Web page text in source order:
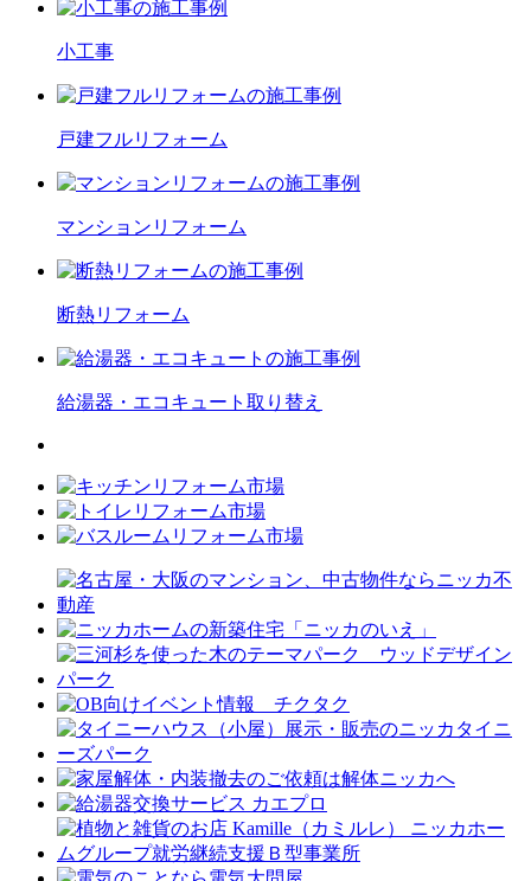
小工事
戸建フルリフォーム
マンション リフォーム
断熱リフォーム
給湯器・エコキュート 取り替え